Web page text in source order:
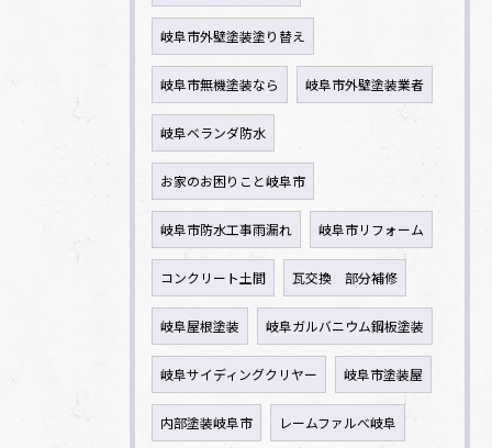
岐阜市外壁塗装塗り替え
岐阜市無機塗装なら 岐阜市外壁塗装業者
岐阜ベランダ防水
お家のお困りこと岐阜市
岐阜市防水工事雨漏れ 岐阜市リフォーム
コンクリート土間 瓦交換 部分補修
岐阜屋根塗装 岐阜ガルバニウム鋼板塗装
岐阜サイディングクリヤー 岐阜市塗装屋
内部塗装岐阜市 レームファルべ岐阜